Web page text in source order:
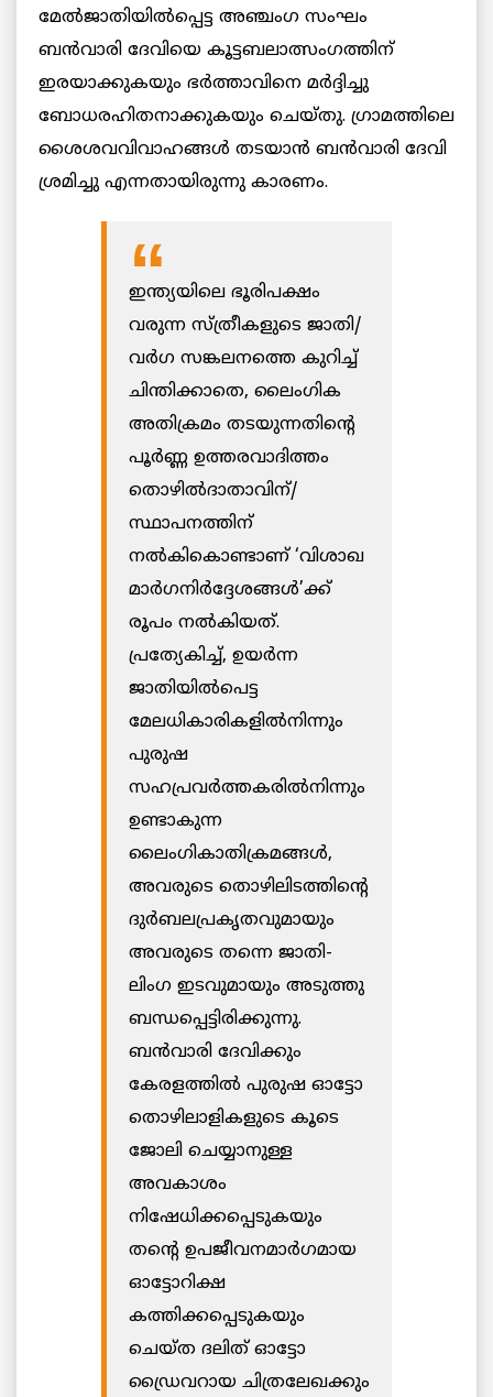
മേല്‍ജാതിയില്‍പ്പെട്ട അഞ്ചംഗ സംഘം
ബന്‍വാരി ദേവിയെ കൂട്ടബലാത്സംഗത്തിന്
ഇരയാക്കുകയും ഭര്‍ത്താവിനെ മര്‍ദ്ദിച്ചു
ബോധരഹിതനാക്കുകയും ചെയ്തു. ഗ്രാമത്തിലെ
ശൈശവവിവാഹങ്ങള്‍ തടയാന്‍ ബന്‍വാരി ദേവി
ശ്രമിച്ചു എന്നതായിരുന്നു കാരണം.
ഇന്ത്യയിലെ ഭൂരിപക്ഷം
വരുന്ന സ്ത്രീകളുടെ ജാതി/
വര്‍ഗ സങ്കലനത്തെ കുറിച്ച്
ചിന്തിക്കാതെ, ലൈംഗിക
അതിക്രമം തടയുന്നതിന്റെ
പൂര്‍ണ്ണ ഉത്തരവാദിത്തം
തൊഴില്‍ദാതാവിന്/
സ്ഥാപനത്തിന്
നല്‍കികൊണ്ടാണ് ‘വിശാഖ
മാര്‍ഗനിര്‍ദ്ദേശങ്ങൾ’ക്ക്
രൂപം നൽകിയത്.
പ്രത്യേകിച്ച്, ഉയര്‍ന്ന
ജാതിയില്‍പെട്ട
മേലധികാരികളില്‍നിന്നും
പുരുഷ
സഹപ്രവര്‍ത്തകരില്‍നിന്നും
ഉണ്ടാകുന്ന
ലൈംഗികാതിക്രമങ്ങള്‍,
അവരുടെ തൊഴിലിടത്തിന്റെ
ദുര്‍ബലപ്രകൃതവുമായും
അവരുടെ തന്നെ ജാതി-
ലിംഗ ഇടവുമായും അടുത്തു
ബന്ധപ്പെട്ടിരിക്കുന്നു.
ബന്‍വാരി ദേവിക്കും
കേരളത്തില്‍ പുരുഷ ഓട്ടോ
തൊഴിലാളികളുടെ കൂടെ
ജോലി ചെയ്യാനുള്ള
അവകാശം
നിഷേധിക്കപ്പെടുകയും
തന്റെ ഉപജീവനമാര്‍ഗമായ
ഓട്ടോറിക്ഷ
കത്തിക്കപ്പെടുകയും
ചെയ്ത ദലിത് ഓട്ടോ
ഡ്രൈവറായ ചിത്രലേഖക്കും